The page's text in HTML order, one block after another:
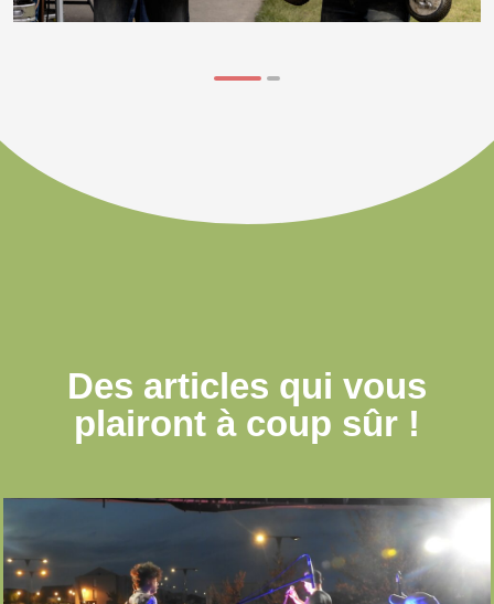
Des articles qui vous
plairont à coup sûr !